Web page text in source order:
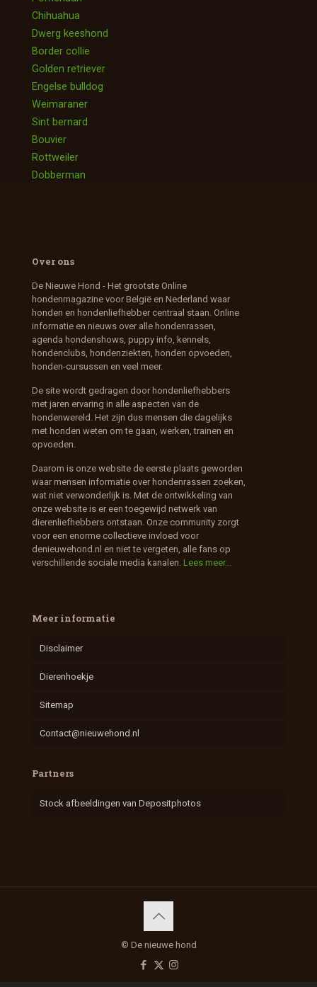
Chihuahua
Dwerg keeshond
Border collie
Golden retriever
Engelse bulldog
Weimaraner
Sint bernard
Bouvier
Rottweiler
Dobberman
Over ons
De Nieuwe Hond - Het grootste Online
hondenmagazine voor België en Nederland waar
honden en hondenliefhebber centraal staan. Online
informatie en nieuws over alle hondenrassen,
agenda hondenshows, puppy info, kennels,
hondenclubs, hondenziekten, honden opvoeden,
honden-cursussen en veel meer.
De site wordt gedragen door hondenliefhebbers
met jaren ervaring in alle aspecten van de
hondenwereld. Het zijn dus mensen die dagelijks
met honden weten om te gaan, werken, trainen en
opvoeden.
Daarom is onze website de eerste plaats geworden
waar mensen informatie over hondenrassen zoeken,
wat niet verwonderlijk is. Met de ontwikkeling van
onze website is er een toegewijd netwerk van
dierenliefhebbers ontstaan. Onze community zorgt
voor een enorme collectieve invloed voor
denieuwehond.nl en niet te vergeten, alle fans op
verschillende sociale media kanalen. Lees meer...
Meer informatie
Disclaimer
Dierenhoekje
Sitemap
Contact@nieuwehond.nl
Partners
Stock afbeeldingen van Depositphotos
© De nieuwe hond